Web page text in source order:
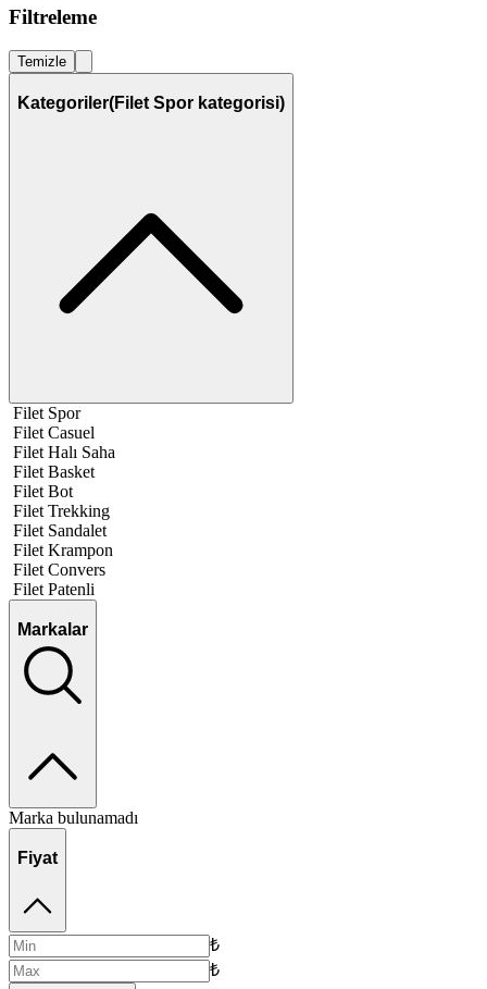
Filtreleme
Temizle
Kategoriler(Filet Spor kategorisi)
Filet Spor
Filet Casuel
Filet Halı Saha
Filet Basket
Filet Bot
Filet Trekking
Filet Sandalet
Filet Krampon
Filet Convers
Filet Patenli
Markalar
Marka bulunamadı
Fiyat
₺
₺